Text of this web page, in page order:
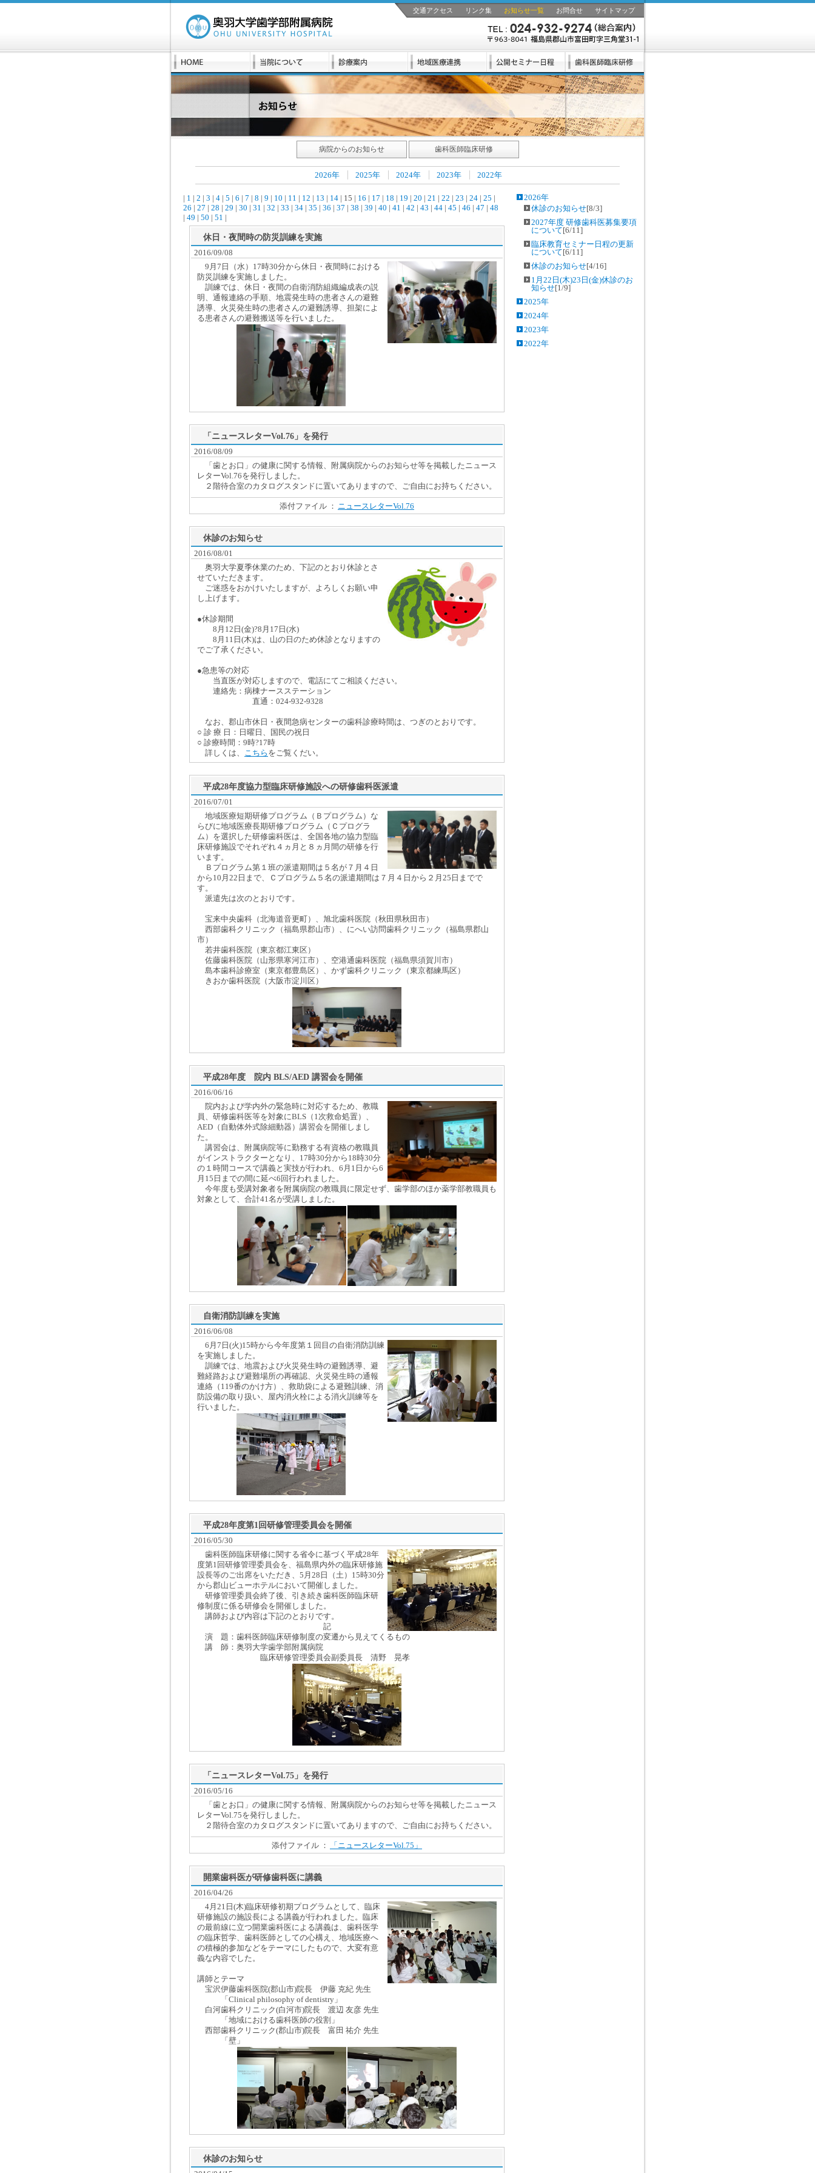
交通アクセス リンク集 お知らせ一覧 お問合せ サイトマップ
病院からのお知らせ 歯科医師臨床研修
2026年 2025年 2024年 2023年 2022年
| 1 | 2 | 3 | 4 | 5 | 6 | 7 | 8 | 9 | 10 | 11 | 12 | 13 | 14 | 15 | 16 | 17 | 18 | 19 | 20 | 21 | 22 | 23 | 24 | 25 |
26 | 27 | 28 | 29 | 30 | 31 | 32 | 33 | 34 | 35 | 36 | 37 | 38 | 39 | 40 | 41 | 42 | 43 | 44 | 45 | 46 | 47 | 48
| 49 | 50 | 51 |
休日・夜間時の防災訓練を実施
2016/09/08
9月7日（水）17時30分から休日・夜間時における
防災訓練を実施しました。
訓練では、休日・夜間の自衛消防組織編成表の説
明、通報連絡の手順、地震発生時の患者さんの避難
誘導、火災発生時の患者さんの避難誘導、担架によ
る患者さんの避難搬送等を行いました。
「ニュースレターVol.76」を発行
2016/08/09
「歯とお口」の健康に関する情報、附属病院からのお知らせ等を掲載したニュース
レターVol.76を発行しました。
２階待合室のカタログスタンドに置いてありますので、ご自由にお持ちください。
添付ファイル ： ニュースレターVol.76
休診のお知らせ
2016/08/01
奥羽大学夏季休業のため、下記のとおり休診とさ
せていただきます。
ご迷惑をおかけいたしますが、よろしくお願い申
し上げます。
●休診期間
8月12日(金)?8月17日(水)
8月11日(木)は、山の日のため休診となりますの
でご了承ください。
●急患等の対応
当直医が対応しますので、電話にてご相談ください。
連絡先：病棟ナースステーション
直通：024-932-9328
なお、郡山市休日・夜間急病センターの歯科診療時間は、つぎのとおりです。
○ 診 療 日：日曜日、国民の祝日
○ 診療時間：9時?17時
詳しくは、 こちら をご覧くだい。
平成28年度協力型臨床研修施設への研修歯科医派遣
2016/07/01
地域医療短期研修プログラム（Ｂプログラム）な
らびに地域医療長期研修プログラム（Ｃプログラ
ム）を選択した研修歯科医は、全国各地の協力型臨
床研修施設でそれぞれ４ヵ月と８ヵ月間の研修を行
います。
Ｂプログラム第１班の派遣期間は５名が７月４日
から10月22日まで、Ｃプログラム５名の派遣期間は７月４日から２月25日までで
す。
派遣先は次のとおりです。
宝来中央歯科（北海道音更町）、旭北歯科医院（秋田県秋田市）
西部歯科クリニック（福島県郡山市）、にへい訪問歯科クリニック（福島県郡山
市）
若井歯科医院（東京都江東区）
佐藤歯科医院（山形県寒河江市）、空港通歯科医院（福島県須賀川市）
島本歯科診療室（東京都豊島区）、かず歯科クリニック（東京都練馬区）
きおか歯科医院（大阪市淀川区）
平成28年度 院内 BLS/AED 講習会を開催
2016/06/16
院内および学内外の緊急時に対応するため、教職
員、研修歯科医等を対象にBLS（1次救命処置）、
AED（自動体外式除細動器）講習会を開催しまし
た。
講習会は、附属病院等に勤務する有資格の教職員
がインストラクターとなり、17時30分から18時30分
の１時間コースで講義と実技が行われ、6月1日から6
月15日までの間に延べ6回行われました。
今年度も受講対象者を附属病院の教職員に限定せず、歯学部のほか薬学部教職員も
対象として、合計41名が受講しました。
自衛消防訓練を実施
2016/06/08
6月7日(火)15時から今年度第１回目の自衛消防訓練
を実施しました。
訓練では、地震および火災発生時の避難誘導、避
難経路および避難場所の再確認、火災発生時の通報
連絡（119番のかけ方）、救助袋による避難訓練、消
防設備の取り扱い、屋内消火栓による消火訓練等を
行いました。
平成28年度第1回研修管理委員会を開催
2016/05/30
歯科医師臨床研修に関する省令に基づく平成28年
度第1回研修管理委員会を、福島県内外の臨床研修施
設長等のご出席をいただき、5月28日（土）15時30分
から郡山ビューホテルにおいて開催しました。
研修管理委員会終了後、引き続き歯科医師臨床研
修制度に係る研修会を開催しました。
講師および内容は下記のとおりです。
記
演 題：歯科医師臨床研修制度の変遷から見えてくるもの
講 師：奥羽大学歯学部附属病院
臨床研修管理委員会副委員長 清野 晃孝
「ニュースレターVol.75」を発行
2016/05/16
「歯とお口」の健康に関する情報、附属病院からのお知らせ等を掲載したニュース
レターVol.75を発行しました。
２階待合室のカタログスタンドに置いてありますので、ご自由にお持ちください。
添付ファイル ： 「ニュースレターVol.75」
開業歯科医が研修歯科医に講義
2016/04/26
4月21日(木)臨床研修初期プログラムとして、臨床
研修施設の施設長による講義が行われました。臨床
の最前線に立つ開業歯科医による講義は、歯科医学
の臨床哲学、歯科医師としての心構え、地域医療へ
の積極的参加などをテーマにしたもので、大変有意
義な内容でした。
講師とテーマ
宝沢伊藤歯科医院(郡山市)院長 伊藤 克紀 先生
「Clinical philosophy of dentistry」
白河歯科クリニック(白河市)院長 渡辺 友彦 先生
「地域における歯科医師の役割」
西部歯科クリニック(郡山市)院長 富田 祐介 先生
「壁」
休診のお知らせ
2026年
休診のお知らせ[8/3]
2027年度 研修歯科医募集要項
について[6/11]
臨床教育セミナー日程の更新
について[6/11]
休診のお知らせ[4/16]
1月22日(木)23日(金)休診のお
知らせ[1/9]
2025年
2024年
2023年
2022年